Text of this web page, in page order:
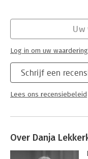
Schrijf een
Lees ons recensiebeleid
Uw
Log in om uw
Over Danja